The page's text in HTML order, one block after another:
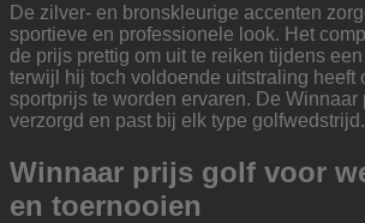
De zilver- en bronskleurige accenten
sportieve en professionele look. Het
de prijs prettig om uit te reiken tijdens
terwijl hij toch voldoende uitstraling heeft
sportprijs te worden ervaren. De Winnaar
verzorgd en past bij elk type golfwedstrijd.
Winnaar prijs golf voor
en toernooien